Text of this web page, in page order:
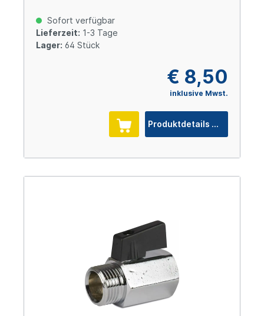
Sofort verfügbar
Lieferzeit: 1-3 Tage
Lager: 64 Stück
€ 8,50
inklusive Mwst.
Produktdetails